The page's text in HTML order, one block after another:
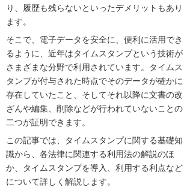
り、履歴も残らないといったデメリットもあり
ます。
そこで、電子データを安全に、便利に活用でき
るように、近年はタイムスタンプという技術が
さまざまな分野で利用されています。タイムス
タンプが付与された時点でそのデータが確かに
存在していたこと、そしてそれ以降に文書の改
ざんや編集、削除などが行われていないことの
二つが証明できます。
この記事では、タイムスタンプに関する基礎知
識から、各法律に関連する利用法の解説のほ
か、タイムスタンプを導入、利用する利点など
について詳しく解説します。